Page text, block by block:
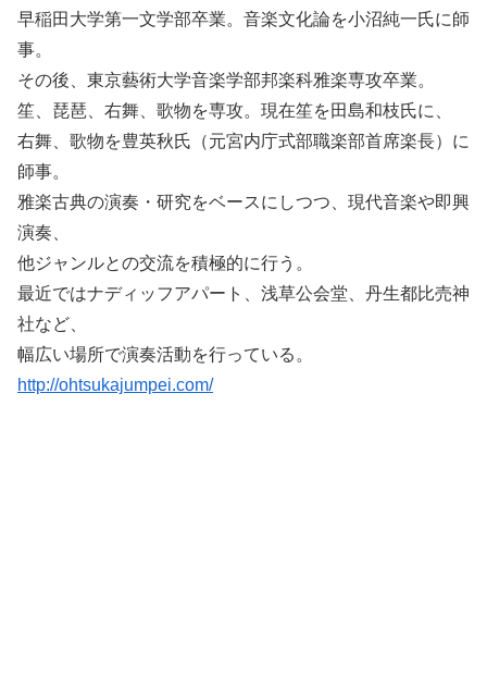
早稲田大学第一文学部卒業。音楽文化論を小沼純一氏に師
事。
その後、東京藝術大学音楽学部邦楽科雅楽専攻卒業。
笙、琵琶、右舞、歌物を専攻。現在笙を田島和枝氏に、
右舞、歌物を豊英秋氏（元宮内庁式部職楽部首席楽長）に
師事。
雅楽古典の演奏・研究をベースにしつつ、現代音楽や即興
演奏、
他ジャンルとの交流を積極的に行う。
最近ではナディッフアパート、浅草公会堂、丹生都比売神
社など、
幅広い場所で演奏活動を行っている。
http://ohtsukajumpei.com/